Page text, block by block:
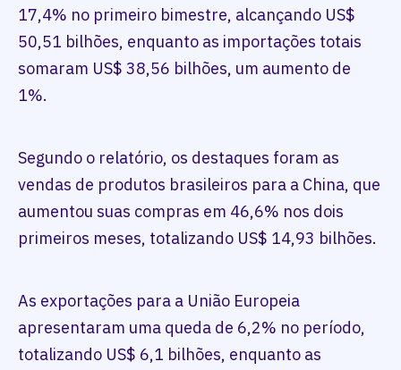
17,4% no primeiro bimestre, alcançando US$
50,51 bilhões, enquanto as importações totais
somaram US$ 38,56 bilhões, um aumento de
1%.
Segundo o relatório, os destaques foram as
vendas de produtos brasileiros para a China, que
aumentou suas compras em 46,6% nos dois
primeiros meses, totalizando US$ 14,93 bilhões.
As exportações para a União Europeia
apresentaram uma queda de 6,2% no período,
totalizando US$ 6,1 bilhões, enquanto as